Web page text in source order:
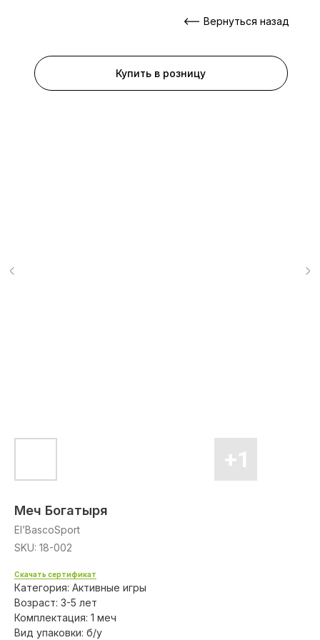
Купить в розницу
Вернуться назад
Меч Богатыря
El’BascoSport
SKU: 18-002
Скачать сертификат
Категория: Активные игры
Возраст: 3-5 лет
Комплектация: 1 меч
Вид упаковки: б/у